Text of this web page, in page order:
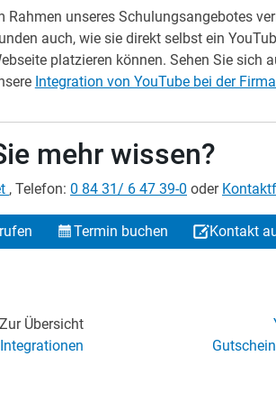
Rahmen unseres Schulungsangebotes
auch, wie sie direkt selbst ein
platzieren können. Sehen Sie sich
Integration von YouTube bei der
mehr wissen?
, Telefon: 0 84 31/ 6 47 39-0 oder
Termin buchen Kontakt
Zur Übersicht
Integrationen